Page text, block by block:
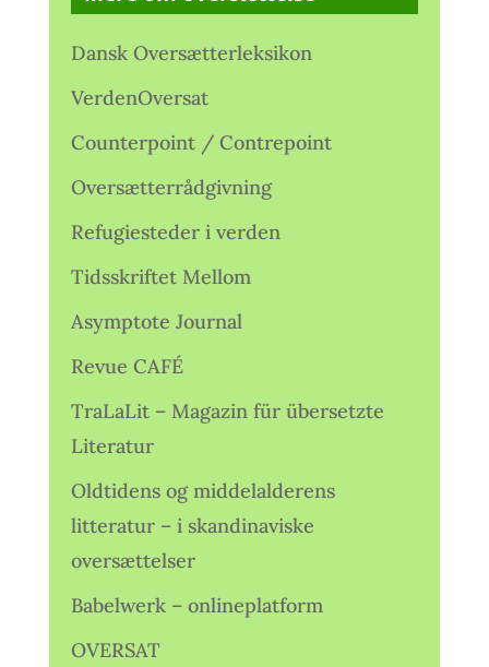
Dansk Oversætterleksikon
VerdenOversat
Counterpoint / Contrepoint
Oversætterrådgivning
Refugiesteder i verden
Tidsskriftet Mellom
Asymptote Journal
Revue CAFÉ
TraLaLit – Magazin für übersetzte
Literatur
Oldtidens og middelalderens
litteratur – i skandinaviske
oversættelser
Babelwerk – onlineplatform
OVERSAT